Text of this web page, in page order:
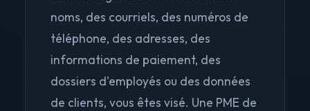
noms, des courriels, des numéros de
téléphone, des adresses, des
informations de paiement, des
dossiers d'employés ou des données
de clients, vous êtes visé. Une PME de